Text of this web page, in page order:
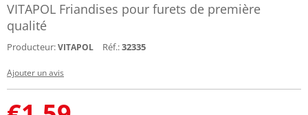
VITAPOL Friandises pour furets de première
qualité
Producteur:VITAPOL Réf.:32335
Ajouter un avis